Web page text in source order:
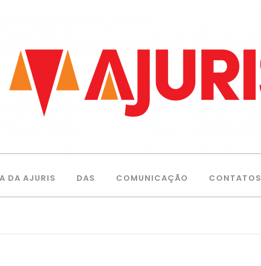
DA AJURIS DAS COMUNICAÇÃO CONTATOS